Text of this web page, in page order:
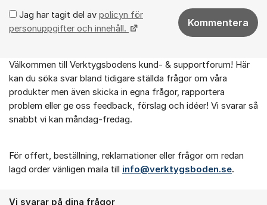
Jag har tagit del av policyn för
personuppgifter och innehåll.
Kommentera
Om forumet
Välkommen till Verktygsbodens kund- & supportforum! Här
kan du söka svar bland tidigare ställda frågor om våra
produkter men även skicka in egna frågor, rapportera
problem eller ge oss feedback, förslag och idéer! Vi svarar så
snabbt vi kan måndag-fredag.
För offert, beställning, reklamationer eller frågor om redan
lagd order vänligen maila till info@verktygsboden.se.
Vi svarar på dina frågor